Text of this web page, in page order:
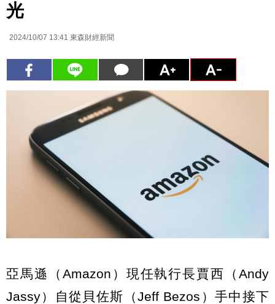
光
2024/10/07 13:41 東森財經新聞
亞馬遜（Amazon）現任執行長賈西（Andy
Jassy）自從貝佐斯（Jeff Bezos）手中接下